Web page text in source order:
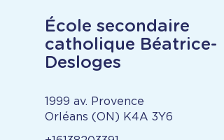
École secondaire
catholique Béatrice-
Desloges
1999 av. Provence
Orléans (ON) K4A 3Y6